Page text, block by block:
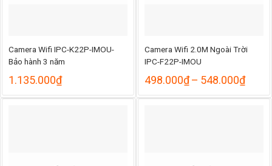
Camera Wifi IPC-K22P-IMOU-
Bảo hành 3 năm
1.135.000₫
Camera Wifi 2.0M Ngoài Trời
IPC-F22P-IMOU
498.000₫– 548.000₫
giá:
từ